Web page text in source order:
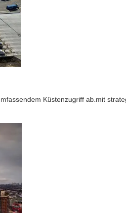
Küstenzugriff ab.mit